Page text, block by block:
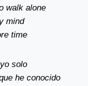
walk alone
mind
time
solo
he conocido